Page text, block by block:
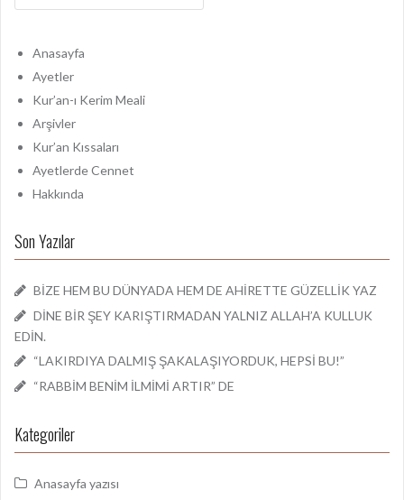
a
a
Anasayfa
Ayetler
Kur’an-ı Kerim Meali
Arşivler
Kur’an Kıssaları
Ayetlerde Cennet
Hakkında
Son Yazılar
BİZE HEM BU DÜNYADA HEM DE AHİRETTE GÜZELLİK YAZ
DİNE BİR ŞEY KARIŞTIRMADAN YALNIZ ALLAH’A KULLUK
EDİN.
“LAKIRDIYA DALMIŞ ŞAKALAŞIYORDUK, HEPSİ BU!”
“RABBİM BENİM İLMİMİ ARTIR” DE
Kategoriler
Anasayfa yazısı